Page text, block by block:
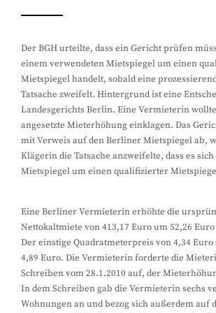
Der BGH urteilte, dass ein Gericht prüfen
einem verwendeten Mietspiegel um einen
Mietspiegel handelt, sobald eine
Tatsache zweifelt. Hintergrund ist eine
Landesgerichts Berlin. Eine Vermieterin
angesetzte Mieterhöhung einklagen. Das
mit Verweis auf den Berliner Mietspiegel ab,
Klägerin die Tatsache anzweifelte, dass es
Mietspiegel um einen qualifizierter
Eine Berliner Vermieterin erhöhte die
Nettokaltmiete von 413,17 Euro um 52,26
Der einstige Quadratmeterpreis von 4,34
4,89 Euro. Die Vermieterin forderte die
Schreiben vom 28.1.2010 auf, der
In dem Schreiben gab die Vermieterin sechs
Wohnungen an und bezog sich außerdem auf